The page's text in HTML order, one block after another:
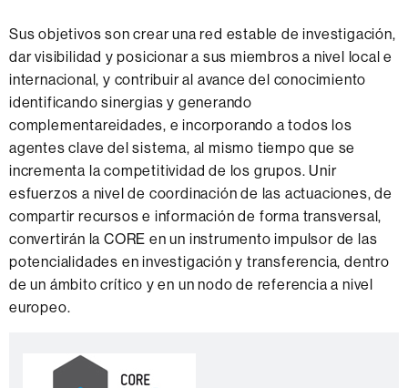
Sus objetivos son crear una red estable de investigación,
dar visibilidad y posicionar a sus miembros a nivel local e
internacional, y contribuir al avance del conocimiento
identificando sinergias y generando
complementareidades, e incorporando a todos los
agentes clave del sistema, al mismo tiempo que se
incrementa la competitividad de los grupos. Unir
esfuerzos a nivel de coordinación de las actuaciones, de
compartir recursos e información de forma transversal,
convertirán la CORE en un instrumento impulsor de las
potencialidades en investigación y transferencia, dentro
de un ámbito crítico y en un nodo de referencia a nivel
europeo.
complementaria